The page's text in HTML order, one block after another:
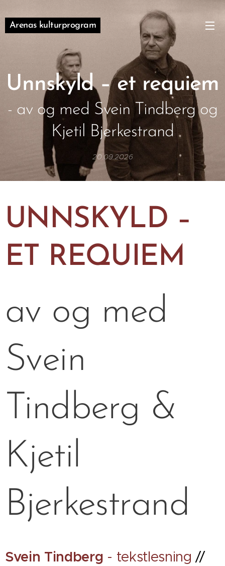
Arenas kulturprogram
Unnskyld – et requiem
- av og med Svein Tindberg og
Kjetil Bjerkestrand
20.09.2026
UNNSKYLD –
ET REQUIEM
av og med
Svein
Tindberg &
Kjetil
Bjerkestrand
Svein Tindberg - tekstlesning //